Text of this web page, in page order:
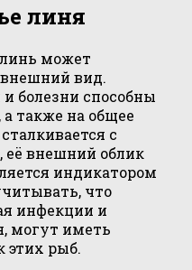
линя
может
вид.
болезни способны
также на общее
с
внешний облик
индикатором
что
инфекции и
могут иметь
этих рыб.